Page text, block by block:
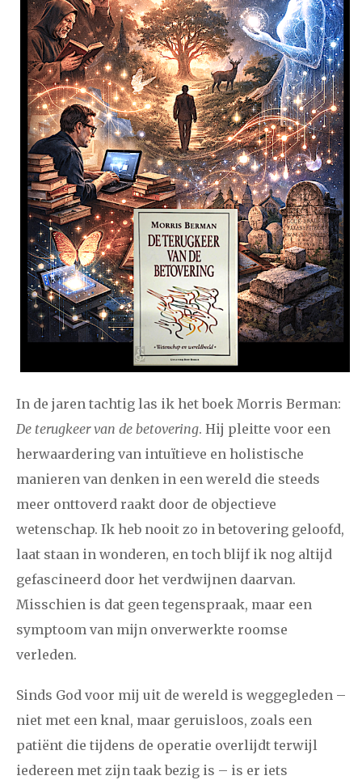
2024 augustus september oktober november
december
2023
januari februari maart april mei juni juli
augustus september oktober november
december
2022
januari februari maart april mei juni juli
augustus september oktober november
december
januari februari maart april mei juni juli
september oktober november
december
2020
januari februari maart mei juni juli
augustus september oktober november
2019
maart mei juli
augustus september november
december
2018 augustus september oktober november
december
In de jaren tachtig las ik het boek Morris Berman:
De terugkeer van de betovering. Hij pleitte voor een
herwaardering van intuïtieve en holistische
manieren van denken in een wereld die steeds
meer onttoverd raakt door de objectieve
wetenschap. Ik heb nooit zo in betovering geloofd,
laat staan in wonderen, en toch blijf ik nog altijd
gefascineerd door het verdwijnen daarvan.
Misschien is dat geen tegenspraak, maar een
symptoom van mijn onverwerkte roomse
verleden.
Sinds God voor mij uit de wereld is weggegleden –
niet met een knal, maar geruisloos, zoals een
patiënt die tijdens de operatie overlijdt terwijl
iedereen met zijn taak bezig is – is er iets